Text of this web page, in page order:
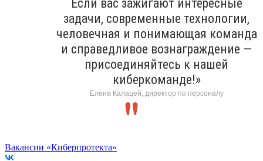
Если вас зажигают интересные
задачи, современные технологии,
человечная и понимающая команда
и справедливое вознаграждение —
присоединяйтесь к нашей
киберкоманде!»
Елена Калацей, директор по персоналу
Вакансии «Киберпротекта»